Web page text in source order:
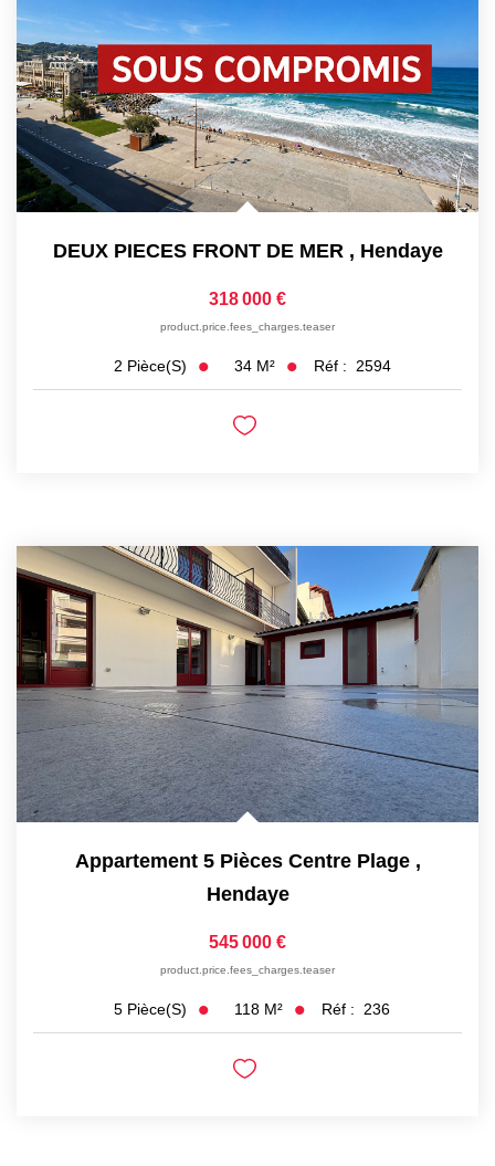
DEUX PIECES FRONT DE MER , Hendaye
318 000 €
product.price.fees_charges.teaser
2 Pièce(s) 34 M² Réf : 2594
Appartement 5 Pièces Centre Plage ,
Hendaye
545 000 €
product.price.fees_charges.teaser
5 Pièce(s) 118 M² Réf : 236